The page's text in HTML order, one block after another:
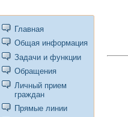
Главная
Общая информация
Задачи и функции
Обращения
Личный прием
граждан
Прямые линии